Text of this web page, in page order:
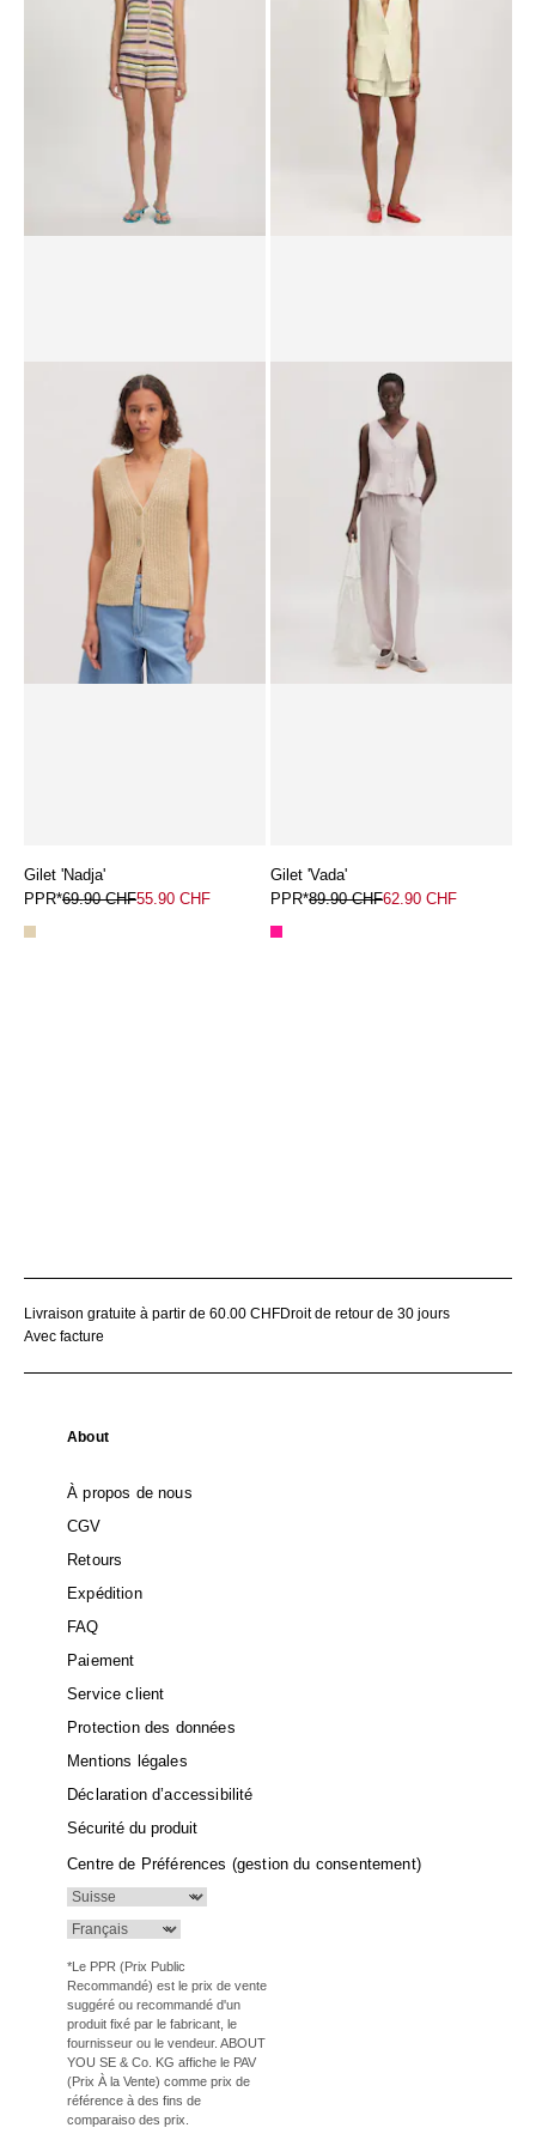
69.90 CHF55.90 CHF
Gilet 'Nadja'
PPR*69.90 CHF55.90 CHF
Gilet 'Vada'
PPR*89.90 CHF62.90 CHF
Livraison gratuite à partir de 60.00 CHFDroit de retour de 30 jours
Avec facture
About
À propos de nous
CGV
Retours
Expédition
FAQ
Paiement
Service client
Protection des données
Mentions légales
Déclaration d’accessibilité
Sécurité du produit
Centre de Préférences (gestion du consentement)
*Le PPR (Prix Public
Recommandé) est le prix de vente
suggéré ou recommandé d'un
produit fixé par le fabricant, le
fournisseur ou le vendeur. ABOUT
YOU SE & Co. KG affiche le PAV
(Prix À la Vente) comme prix de
référence à des fins de
comparaiso des prix.